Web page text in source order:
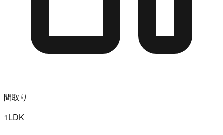
間取り
1LDK